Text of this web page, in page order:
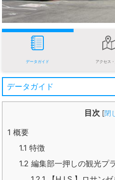
データガイド アクセス
データガイド
目次 [閉
1 概要
1.1 特徴
1.2 編集部一押しの観光プ